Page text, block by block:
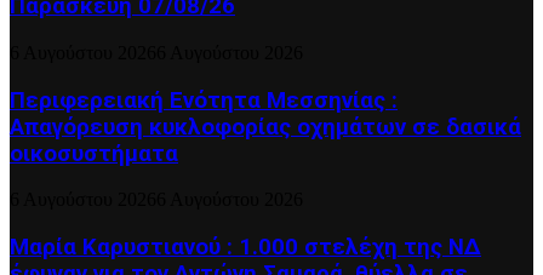
Παρασκευή 07/08/26
Περιφερειακή Ενότητα Μεσσηνίας :
Απαγόρευση κυκλοφορίας οχημάτων σε δασικά
οικοσυστήματα
Μαρία Καρυστιανού : 1.000 στελέχη της ΝΔ